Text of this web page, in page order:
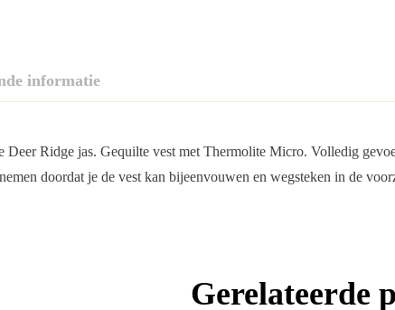
informatie
Ridge jas. Gequilte vest met Thermolite Micro. Volledig
doordat je de vest kan bijeenvouwen en wegsteken in de
Gerelateerde